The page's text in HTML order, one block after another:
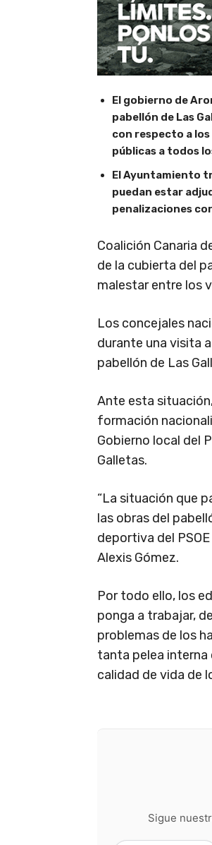
El gobierno de
pabellón de Las
con respecto a
públicas a todos
El Ayuntamiento
puedan estar
penalizaciones
Coalición Canaria
de la cubierta del
malestar entre los
Los concejales
durante una visita
pabellón de Las
Ante esta
formación
Gobierno local del
Galletas.
“La situación que
las obras del
deportiva del
Alexis Gómez.
Por todo ello, los
ponga a trabajar,
problemas de los
tanta pelea interna
calidad de vida de
Sigue